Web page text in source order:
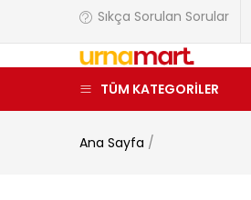
Sıkça Sorulan Sorular
TÜM KATEGORİLER
Ana Sayfa /